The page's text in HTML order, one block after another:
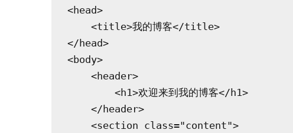
<head>
    <title>我的博客</title>
</head>
<body>
    <header>
        <h1>欢迎来到我的博客</h1>
    </header>
    <section class="content">